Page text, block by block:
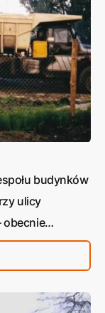
budynków
ulicy
obecnie